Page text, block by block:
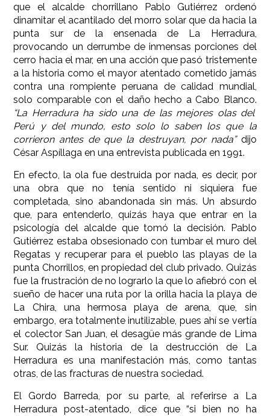
que el alcalde chorrillano Pablo Gutiérrez ordenó
dinamitar el acantilado del morro solar que da hacia la
punta sur de la ensenada de La Herradura,
provocando un derrumbe de inmensas porciones del
cerro hacia el mar, en una acción que pasó tristemente
a la historia como el mayor atentado cometido jamás
contra una rompiente peruana de calidad mundial,
solo comparable con el daño hecho a Cabo Blanco.
“La Herradura ha sido una de las mejores olas del
Perú y del mundo, esto solo lo saben los que la
corrieron antes de que la destruyan, por nada” dijo
César Aspíllaga en una entrevista publicada en 1991.
En efecto, la ola fue destruida por nada, es decir, por
una obra que no tenía sentido ni siquiera fue
completada, sino abandonada sin más. Un absurdo
que, para entenderlo, quizás haya que entrar en la
psicología del alcalde que tomó la decisión. Pablo
Gutiérrez estaba obsesionado con tumbar el muro del
Regatas y recuperar para el pueblo las playas de la
punta Chorrillos, en propiedad del club privado. Quizás
fue la frustración de no lograrlo la que lo afiebró con el
sueño de hacer una ruta por la orilla hacia la playa de
La Chira, una hermosa playa de arena, que, sin
embargo, era totalmente inutilizable, pues ahí se vertía
el colector San Juan, el desagüe más grande de Lima
Sur. Quizás la historia de la destrucción de La
Herradura es una manifestación más, como tantas
otras, de las fracturas de nuestra sociedad.
El Gordo Barreda, por su parte, al referirse a La
Herradura post-atentado, dice que “si bien no ha